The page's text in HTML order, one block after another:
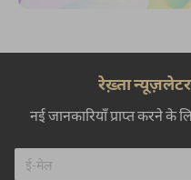
रेख़्ता
नई जानकारियाँ प्राप्त करने के